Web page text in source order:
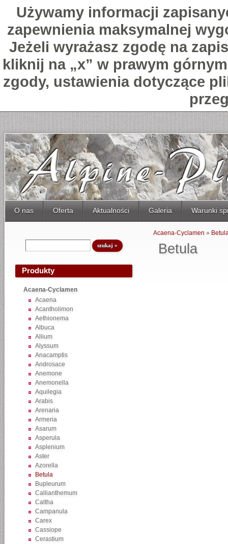
Używamy informacji
zapewnienia maksymalnej
Jeżeli wyrażasz zgodę na
kliknij na „x” w prawym
zgody, ustawienia dotyczące
O nas Oferta Aktualności Galeria Warunki
Produkty
Acaena-Cyclamen
Acaena
Acantholimon
Aethionema
Albuca
Allium
Alyssum
Anacamptis
Androsace
Anemone
Anemonella
Aquilegia
Arabis
Arenaria
Armeria
Asarum
Asperula
Asplenium
Aster
Azorella
Betula
Bupleurum
Callianthemum
Caltha
Campanula
Carex
Cassiope
Cerastium
Betula
Acaena-Cyclamen »